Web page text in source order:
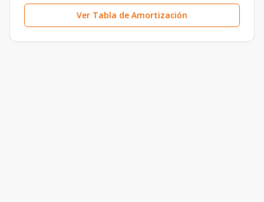
Ver Tabla de Amortización